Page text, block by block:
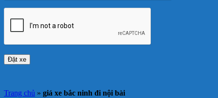
Trang chủ » giá xe bắc ninh đi nội bài